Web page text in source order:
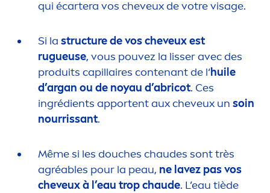
qui écartera vos cheveux de votre visage.
Si la structure de vos cheveux est
rugueuse, vous pouvez la lisser avec des
produits capillaires contenant de l‘huile
d’argan ou de noyau d’abricot. Ces
ingrédients apportent aux cheveux un soin
nourrissant.
Même si les douches chaudes sont très
agréables pour la peau, ne lavez pas vos
cheveux à l’eau trop chaude. L’eau tiède